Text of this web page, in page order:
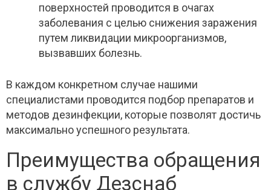
поверхностей проводится в очагах
заболевания с целью снижения заражения
путем ликвидации микроорганизмов,
вызвавших болезнь.
В каждом конкретном случае нашими
специалистами проводится подбор препаратов и
методов дезинфекции, которые позволят достичь
максимально успешного результата.
Преимущества обращения
в службу Дезснаб